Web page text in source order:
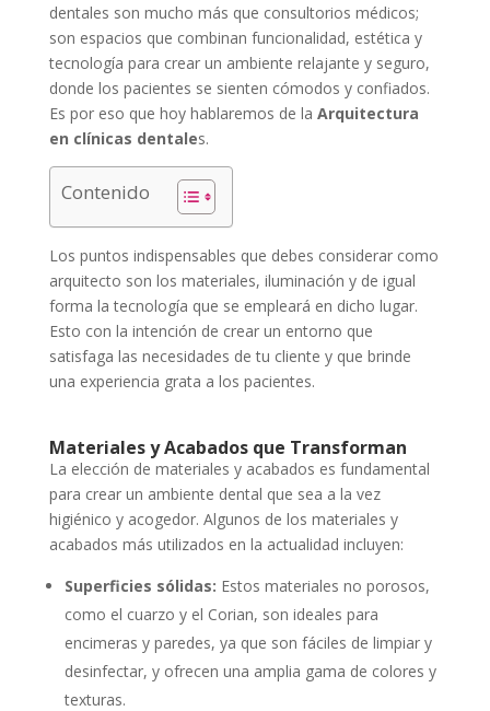
dentales son mucho más que consultorios médicos;
son espacios que combinan funcionalidad, estética y
tecnología para crear un ambiente relajante y seguro,
donde los pacientes se sienten cómodos y confiados.
Es por eso que hoy hablaremos de la Arquitectura
en clínicas dentales.
Contenido
Los puntos indispensables que debes considerar como
arquitecto son los materiales, iluminación y de igual
forma la tecnología que se empleará en dicho lugar.
Esto con la intención de crear un entorno que
satisfaga las necesidades de tu cliente y que brinde
una experiencia grata a los pacientes.
Materiales y Acabados que Transforman
La elección de materiales y acabados es fundamental
para crear un ambiente dental que sea a la vez
higiénico y acogedor. Algunos de los materiales y
acabados más utilizados en la actualidad incluyen:
Superficies sólidas: Estos materiales no porosos,
como el cuarzo y el Corian, son ideales para
encimeras y paredes, ya que son fáciles de limpiar y
desinfectar, y ofrecen una amplia gama de colores y
texturas.